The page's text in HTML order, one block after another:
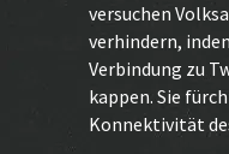
versuchen
verhindern,
Verbindung zu
kappen. Sie
Konnektivität